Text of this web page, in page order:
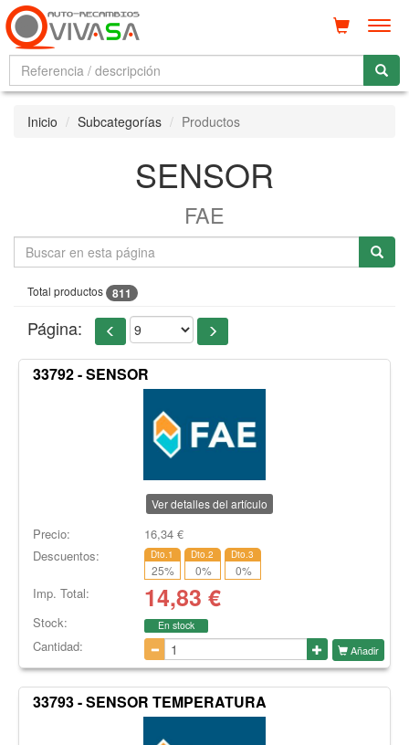
Inicio Subcategorías Productos
SENSOR
FAE
Total productos 811
Página:
33792 - SENSOR
Ver detalles del artículo
Precio: 16,34€
Descuentos:
Dto.1
25%
Dto.2
0%
Dto.3
0%
Imp. Total: 14,83 €
Stock: En stock
Cantidad: Añadir
33793 - SENSOR TEMPERATURA